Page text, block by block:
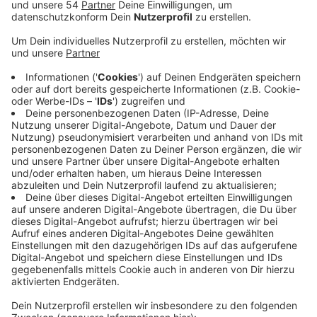
Veröffentlicht:Mittwoch, 08.09.2021 06:13
Anzeige
Für den Erhalt der Hauptschule in Neuwerk gibt es aus
der Stadt große Unterstützung. Oberbürgermeister
Heinrichs bekommt heute Unterschriften dazu
überreicht. Die Ampelkoalition im Stadtrat will die
Schule Schließen und so mehr Plätze für
Gesamtschulen schaffen. Vor allem Eltern finden das
so ein wichtiges Angebot verloren geht. Geplant ist
auch die Hauptschule Kirschhecke in Odenkirchen in
zwei Jahren auslaufen zu lassen.Hierfür werden Online
noch Unterschriften gesammelt. Insgesamt gibt es
noch fünf Hauptschulen in unserer Stadt. Neben
Neuwerk und Odenkirchen, die GHS Heinirch Lersch in
Stadtmitte, die GH Comenius in Geneicken und die GH